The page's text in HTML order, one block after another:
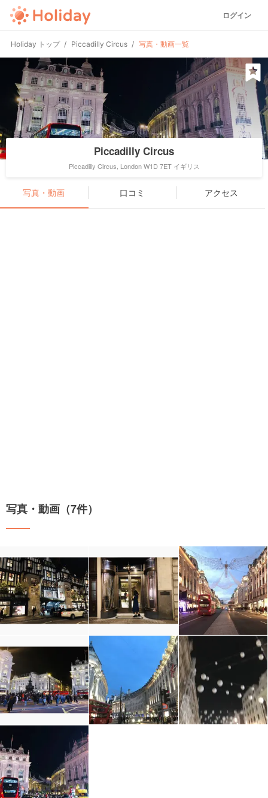
ログイン
Holiday トップ Piccadilly Circus 写真・動画一覧
Piccadilly Circus
Piccadilly Circus, London W1D 7ET イギリス
写真・動画 口コミ アクセス
写真・動画（7件）